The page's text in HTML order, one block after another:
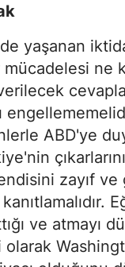
yaşanan
ne
ABD'ye
zayıf ve
ve atmayı
olarak